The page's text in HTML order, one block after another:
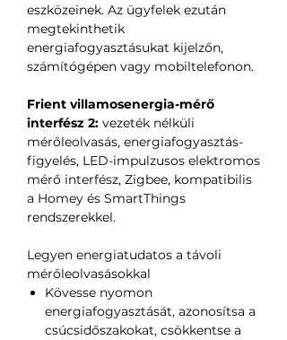
eszközeinek. Az ügyfelek ezután
megtekinthetik
energiafogyasztásukat kijelzőn,
számítógépen vagy mobiltelefonon.
Frient villamosenergia-mérő
interfész 2: vezeték nélküli
mérőleolvasás, energiafogyasztás-
figyelés, LED-impulzusos elektromos
mérő interfész, Zigbee, kompatibilis
a Homey és SmartThings
rendszerekkel.
Legyen energiatudatos a távoli
mérőleolvasásokkal
Kövesse nyomon
energiafogyasztását, azonosítsa a
csúcsidőszakokat, csökkentse a